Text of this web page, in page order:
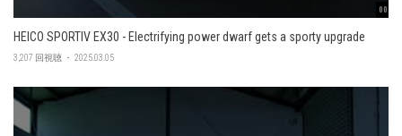
00:48
HEICO SPORTIV EX30 - Electrifying power dwarf gets a sporty upgrade
3,207 回視聴 ・ 2025.03.05